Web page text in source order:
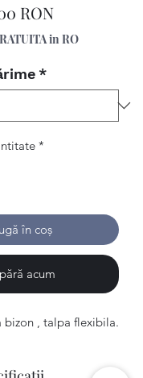
RONPreț
in RO
*
*
în coș
acum
bizon , talpa flexibila.